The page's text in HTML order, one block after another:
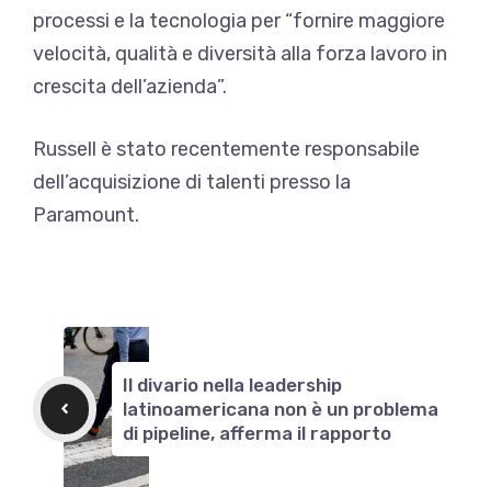
processi e la tecnologia per “fornire maggiore
velocità, qualità e diversità alla forza lavoro in
crescita dell’azienda”.
Russell è stato recentemente responsabile
dell’acquisizione di talenti presso la
Paramount.
Il divario nella leadership
latinoamericana non è un problema
di pipeline, afferma il rapporto